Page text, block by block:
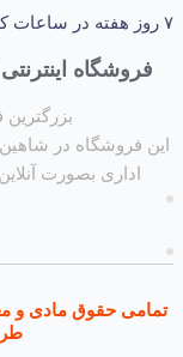
اینترنتی
بزرگترین
در شاهین شهر
بصورت آنلاین و
حقوق مادی و معنوی
طراحی و